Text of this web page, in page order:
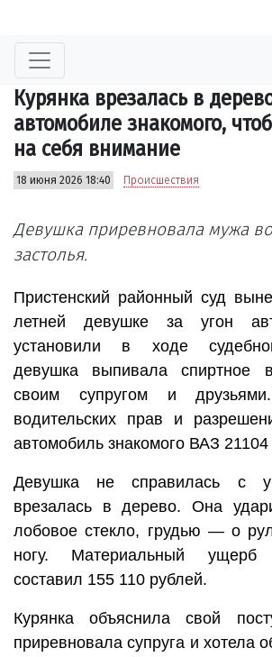
Курянка врезалась в
автомобиле знакомого,
на себя внимание
18 июня 2026 18:40 Происшествия
Девушка приревновала мужа
застолья.
Пристенский районный суд
летней девушке за угон
установили в ходе
девушка выпивала спиртное
своим супругом и
водительских прав и
автомобиль знакомого ВАЗ
Девушка не справилась с
врезалась в дерево. Она
лобовое стекло, грудью — о
ногу. Материальный ущерб
составил 155 110 рублей.
Курянка объяснила свой
приревновала супруга и хотела